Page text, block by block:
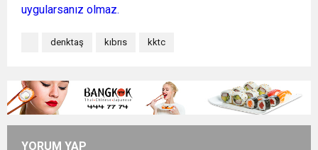
uygularsanız olmaz.
denktaş kıbrıs kktc
YORUM YAP